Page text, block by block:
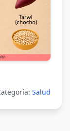
Salud